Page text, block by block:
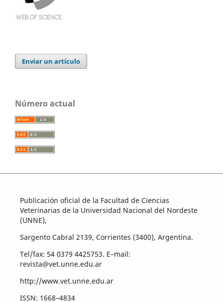
Enviar un artículo
Número actual
Publicación oficial de la Facultad de Ciencias
Veterinarias de la Universidad Nacional del Nordeste
(UNNE),
Sargento Cabral 2139, Corrientes (3400), Argentina.
Tel/fax: 54 0379 4425753. E–mail:
revista@vet.unne.edu.ar
http://www.vet.unne.edu.ar
ISSN: 1668–4834